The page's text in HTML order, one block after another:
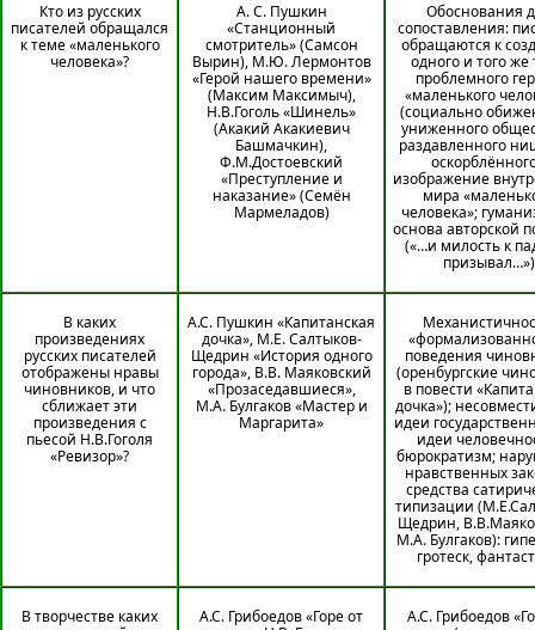
Кто из русских
писателей обращался
к теме «маленького
человека»?
А. С. Пушкин
«Станционный
смотритель» (Самсон
Вырин), М.Ю. Лермонтов
«Герой нашего времени»
(Максим Максимыч),
Н.В.Гоголь «Шинель»
(Акакий Акакиевич
Башмачкин),
Ф.М.Достоевский
«Преступление и
наказание» (Семён
Мармеладов)
Обоснования
сопоставления:
обращаются к
одного и того же
проблемного
«маленького
(социально
униженного
раздавленного
изображение
мира
человека»;
основа авторской
(«…и милость к
призывал…»)
В каких
произведениях
русских писателей
отображены нравы
чиновников, и что
сближает эти
произведения с
пьесой Н.В.Гоголя
«Ревизор»?
А.С. Пушкин «Капитанская
дочка», М.Е. Салтыков-
Щедрин «История одного
города», В.В. Маяковский
«Прозаседавшиеся»,
М.А. Булгаков «Мастер и
Маргарита»
поведения
(оренбургские
в повести
дочка»);
идеи
идеи
бюрократизм;
нравственных
средства
типизации
Щедрин,
М.А. Булгаков):
гротеск,
В творчестве каких
А.С. Грибоедов «Горе от
А.С. Грибоедов